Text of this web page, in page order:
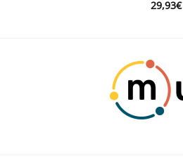
29,93€